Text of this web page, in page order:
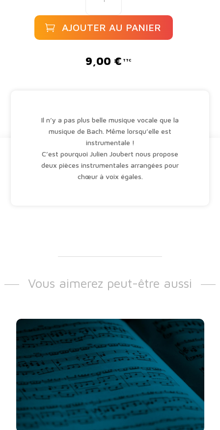
de
Sébastien
Bach
AJOUTER AU PANIER
9,00 €
Il n’y a pas plus belle musique vocale que la
musique de Bach. Même lorsqu’elle est
instrumentale !
C’est pourquoi Julien Joubert nous propose
deux pièces instrumentales arrangées pour
chœur à voix égales.
Vous aimerez peut-être aussi